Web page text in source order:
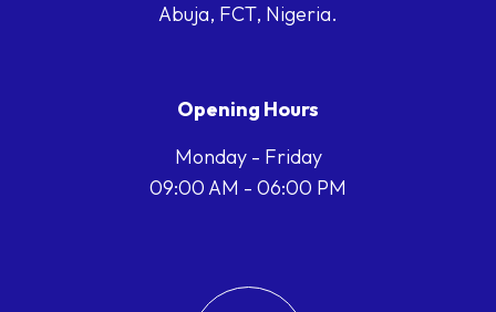
Abuja, FCT, Nigeria.
Opening Hours
Monday - Friday
09:00 AM - 06:00 PM